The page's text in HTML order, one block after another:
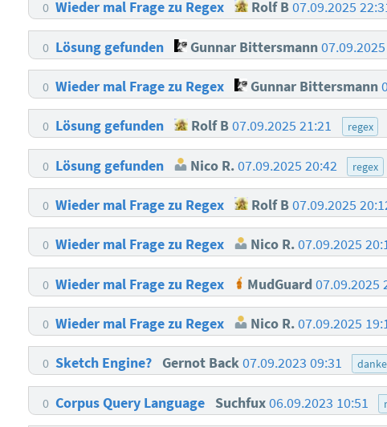
0 Wieder mal Frage zu Regex Rolf B07.09.2025
0 Lösung gefunden Gunnar Bittersmann
0 Wieder mal Frage zu Regex Gunnar Bittersmann
0 Lösung gefunden Rolf B07.09.2025 21:21 regex
0 Lösung gefunden Nico R. 07.09.2025 20:42 regex
0 Wieder mal Frage zu Regex Rolf B07.09.2025
0 Wieder mal Frage zu Regex Nico R. 07.09.2025
0 Wieder mal Frage zu Regex MudGuard 07.09.2025
0 Wieder mal Frage zu Regex Nico R. 07.09.2025
0 Sketch Engine? Gernot Back07.09.2023 09:31 danke
0 Corpus Query Language Suchfux06.09.2023 10:51